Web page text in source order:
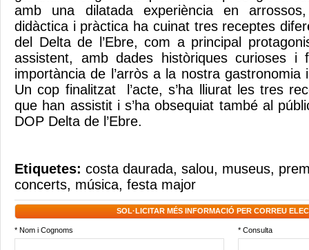
amb una dilatada experiència en
didàctica i pràctica ha cuinat tres receptes
del Delta de l’Ebre, com a principal
assistent, amb dades històriques curioses i
importància de l’arròs a la nostra gastronomia
Un cop finalitzat l’acte, s’ha lliurat les tres
que han assistit i s’ha obsequiat també al
DOP Delta de l’Ebre.
Etiquetes: costa daurada, salou, museus,
concerts, música, festa major
SOL·LICITAR MÉS INFORMACIÓ PER CORREU
* Nom i Cognoms * Consulta